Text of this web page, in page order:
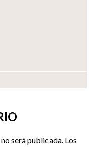
será publicada. Los